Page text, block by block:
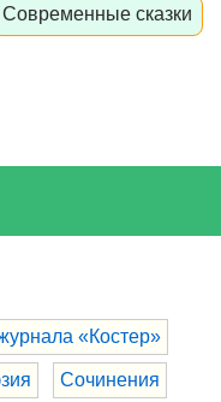
Современные сказки
«Костер»
Сочинения